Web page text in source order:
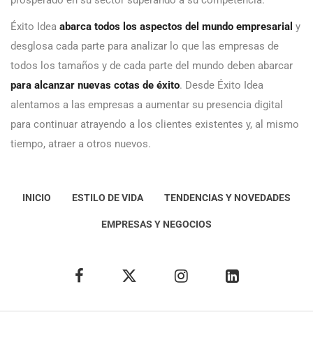
Éxito Idea abarca todos los aspectos del mundo empresarial y
desglosa cada parte para analizar lo que las empresas de
todos los tamaños y de cada parte del mundo deben abarcar
para alcanzar nuevas cotas de éxito. Desde Éxito Idea
alentamos a las empresas a aumentar su presencia digital
para continuar atrayendo a los clientes existentes y, al mismo
tiempo, atraer a otros nuevos.
INICIO ESTILO DE VIDA TENDENCIAS Y NOVEDADES
EMPRESAS Y NEGOCIOS